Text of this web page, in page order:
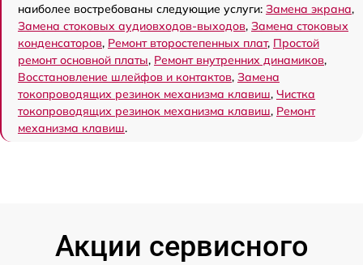
наиболее востребованы следующие услуги: Замена экрана,
Замена стоковых аудиовходов-выходов, Замена стоковых
конденсаторов, Ремонт второстепенных плат, Простой
ремонт основной платы, Ремонт внутренних динамиков,
Восстановление шлейфов и контактов, Замена
токопроводящих резинок механизма клавиш, Чистка
токопроводящих резинок механизма клавиш, Ремонт
механизма клавиш.
Акции сервисного